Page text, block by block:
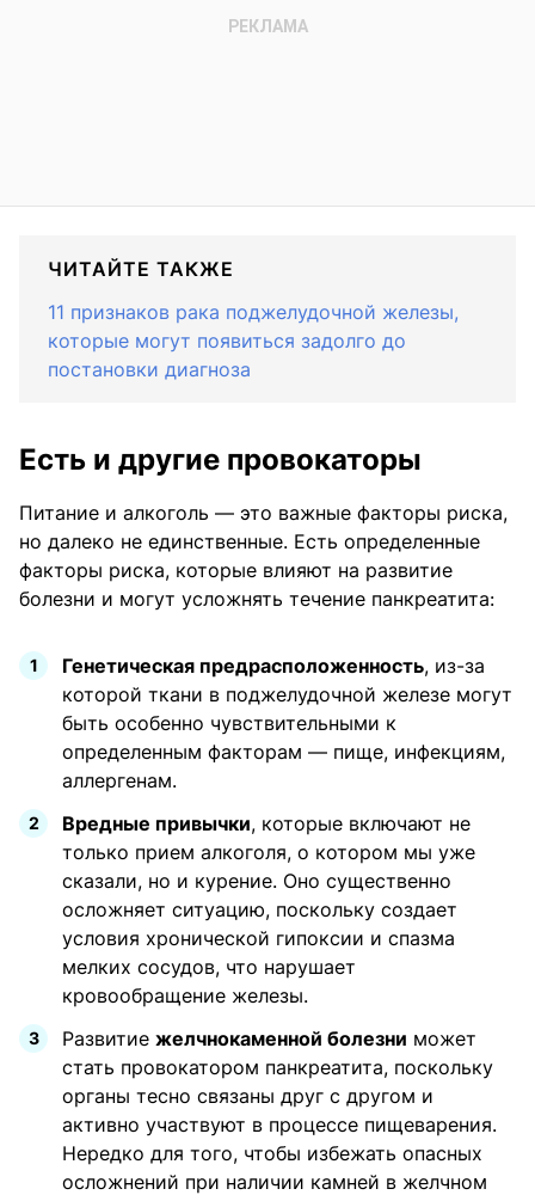
ЧИТАЙТЕ ТАКЖЕ
11 признаков рака поджелудочной железы,
которые могут появиться задолго до
постановки диагноза
Есть и другие провокаторы
Питание и алкоголь — это важные факторы риска,
но далеко не единственные. Есть определенные
факторы риска, которые влияют на развитие
болезни и могут усложнять течение панкреатита:
Генетическая предрасположенность, из-за
которой ткани в поджелудочной железе могут
быть особенно чувствительными к
определенным факторам — пище, инфекциям,
аллергенам.
Вредные привычки, которые включают не
только прием алкоголя, о котором мы уже
сказали, но и курение. Оно существенно
осложняет ситуацию, поскольку создает
условия хронической гипоксии и спазма
мелких сосудов, что нарушает
кровообращение железы.
Развитие желчнокаменной болезни может
стать провокатором панкреатита, поскольку
органы тесно связаны друг с другом и
активно участвуют в процессе пищеварения.
Нередко для того, чтобы избежать опасных
осложнений при наличии камней в желчном